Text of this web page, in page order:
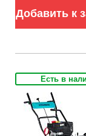
усиленная
103 кг)
Добавить к
Есть в